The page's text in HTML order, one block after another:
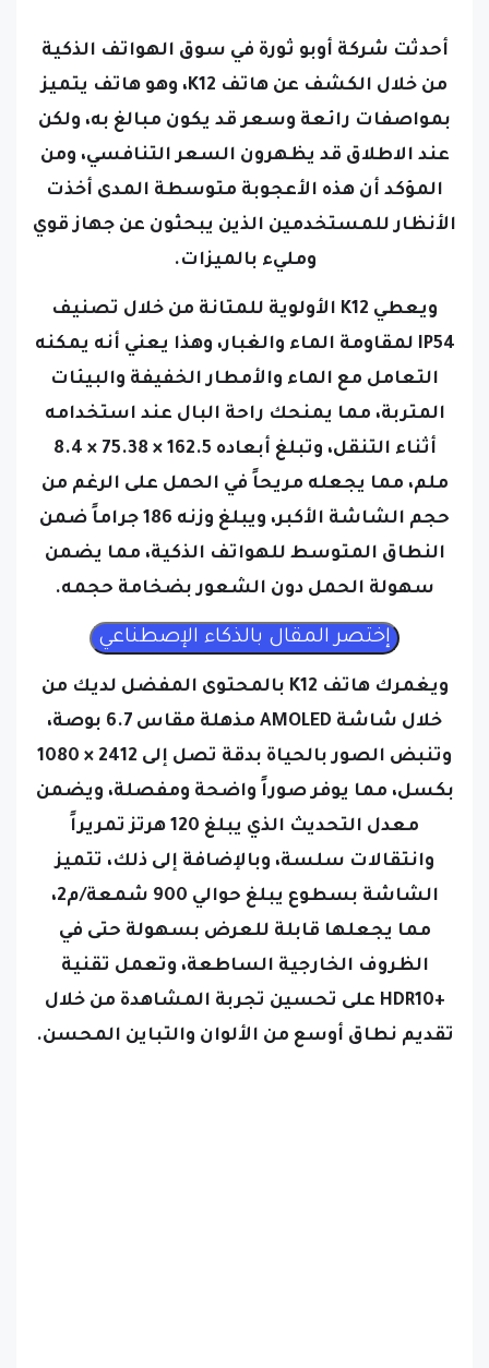
أحدثت شركة أوبو ثورة في سوق الهواتف الذكية
من خلال الكشف عن هاتف K12، وهو هاتف يتميز
بمواصفات رائعة وسعر قد يكون مبالغ به، ولكن
عند الاطلاق قد يظهرون السعر التنافسي، ومن
المؤكد أن هذه الأعجوبة متوسطة المدى أخذت
الأنظار للمستخدمين الذين يبحثون عن جهاز قوي
ومليء بالميزات.
ويعطي K12 الأولوية للمتانة من خلال تصنيف
IP54 لمقاومة الماء والغبار، وهذا يعني أنه يمكنه
التعامل مع الماء والأمطار الخفيفة والبيئات
المتربة، مما يمنحك راحة البال عند استخدامه
أثناء التنقل، وتبلغ أبعاده 162.5 × 75.38 × 8.4
ملم، مما يجعله مريحاً في الحمل على الرغم من
حجم الشاشة الأكبر، ويبلغ وزنه 186 جراماً ضمن
النطاق المتوسط للهواتف الذكية، مما يضمن
سهولة الحمل دون الشعور بضخامة حجمه.
ويغمرك هاتف K12 بالمحتوى المفضل لديك من
خلال شاشة AMOLED مذهلة مقاس 6.7 بوصة،
وتنبض الصور بالحياة بدقة تصل إلى 2412 × 1080
بكسل، مما يوفر صوراً واضحة ومفصلة، ويضمن
معدل التحديث الذي يبلغ 120 هرتز تمريراً
وانتقالات سلسة، وبالإضافة إلى ذلك، تتميز
الشاشة بسطوع يبلغ حوالي 900 شمعة/م2،
مما يجعلها قابلة للعرض بسهولة حتى في
الظروف الخارجية الساطعة، وتعمل تقنية
+HDR10 على تحسين تجربة المشاهدة من خلال
تقديم نطاق أوسع من الألوان والتباين المحسن.